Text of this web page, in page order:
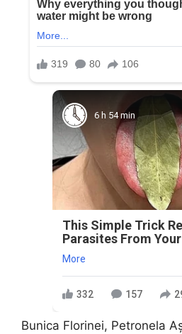
6 h 54 min
This Simple Trick
Parasites From
More
332 157
Bunica Florinei, Petronela